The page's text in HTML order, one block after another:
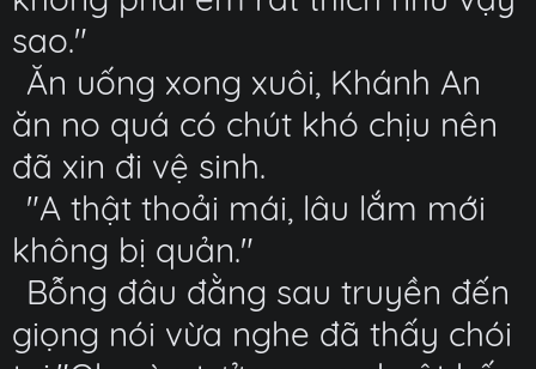
sao."
Ăn uống xong xuôi, Khánh An
ăn no quá có chút khó chịu nên
đã xin đi vệ sinh.
"A thật thoải mái, lâu lắm mới
không bị quản."
Bỗng đâu đằng sau truyền đến
giọng nói vừa nghe đã thấy chói